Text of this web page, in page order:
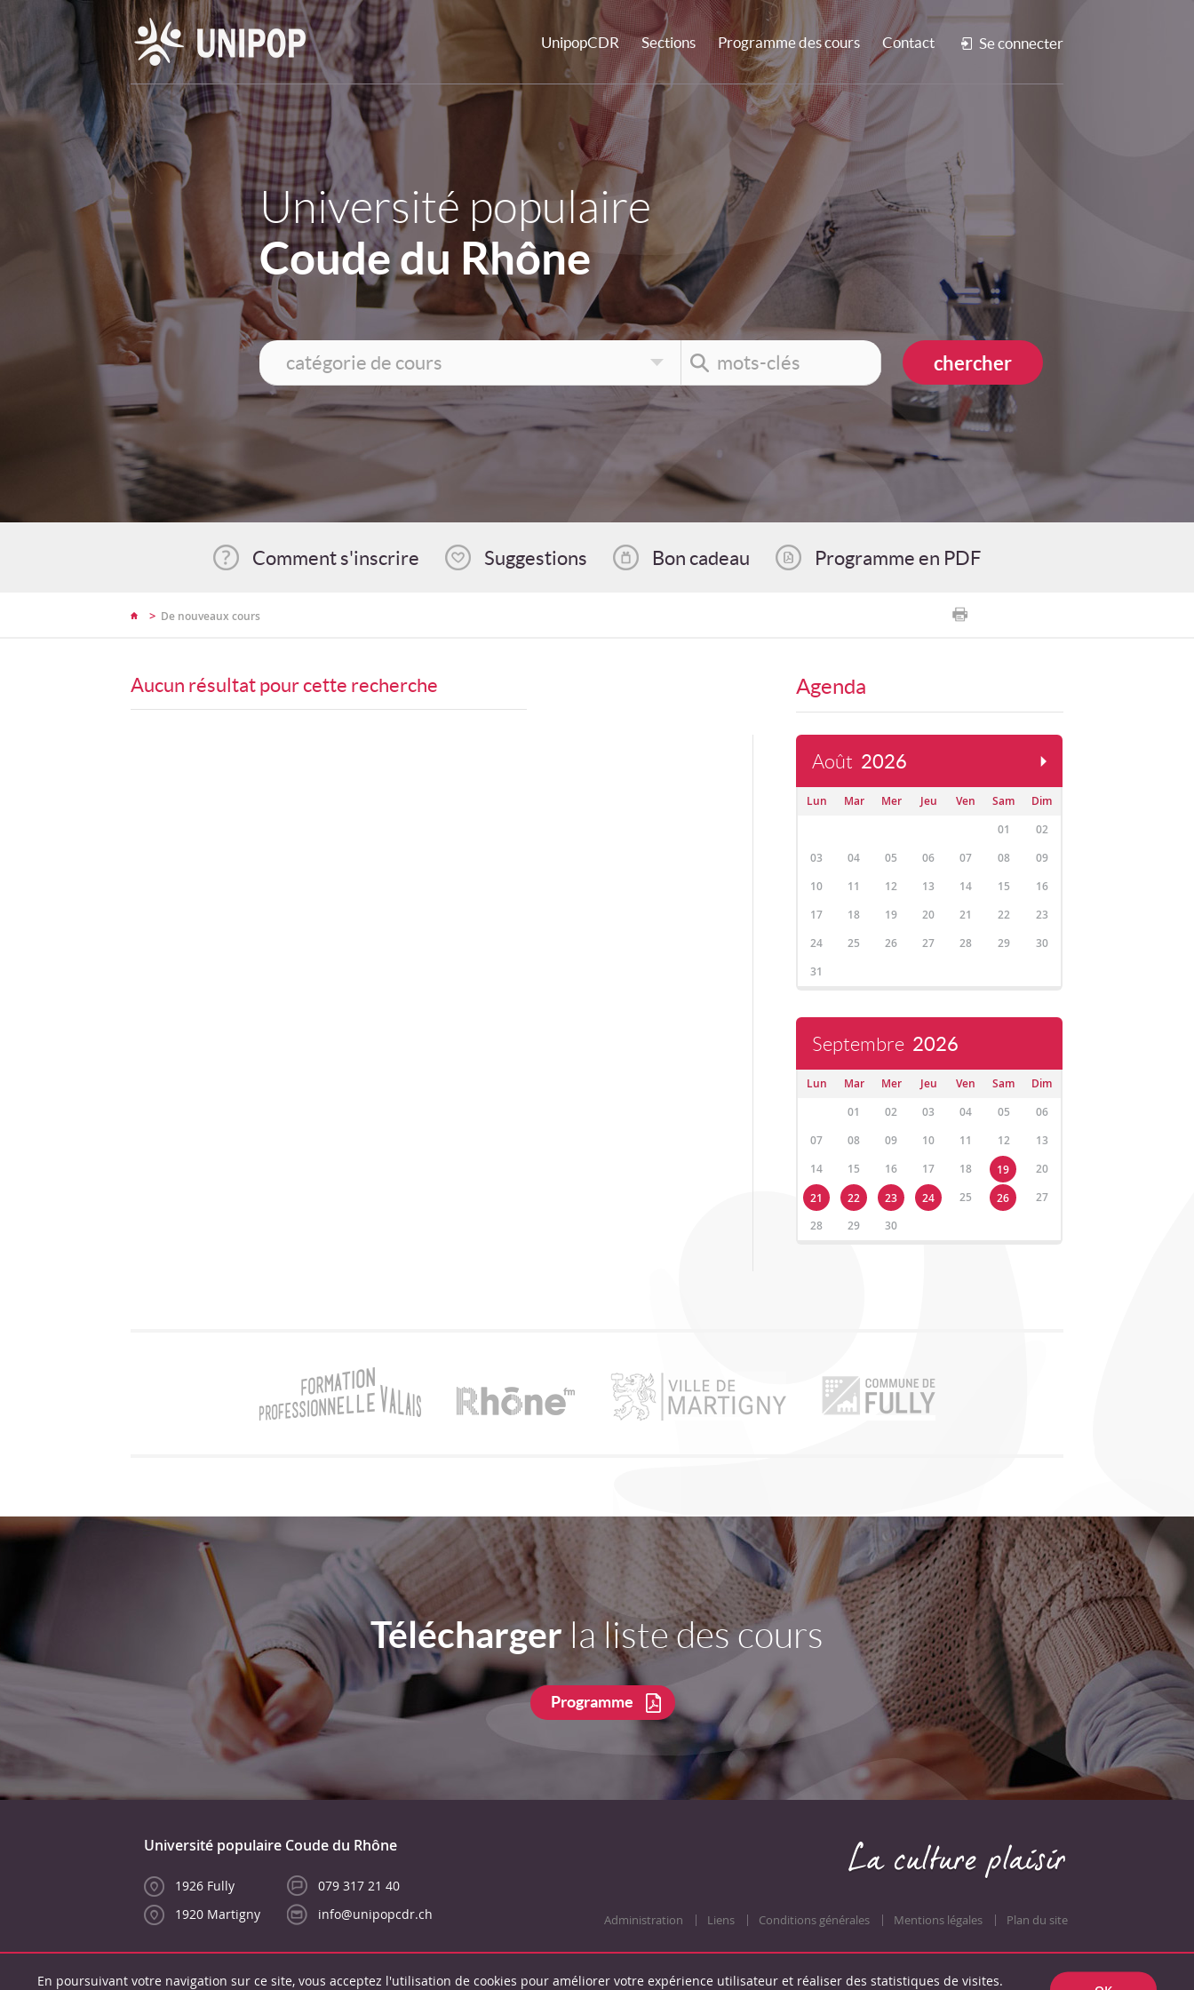
UnipopCDR Sections Programme des cours Contact Se connecter
Université populaire
Coude du Rhône
Comment s'inscrire Suggestions Bon cadeau Programme en PDF
> De nouveaux cours
Aucun résultat pour cette recherche Agenda
Août 2026
Lun Mar Mer Jeu Ven Sam
Dim
01
02
03
04 05 06 07 08
09
10
11 12 13 14 15
16
17
18 19 20 21 22
23
24
25 26 27 28 29
30
31
Septembre 2026
Lun Mar Mer Jeu Ven Sam
Dim
01
02 03 04 05
06
07
08 09 10 11 12
13
14
15 16 17 18 19
20
21
22 23 24 25 26
27
28
29 30
Télécharger la liste des cours
Programme
Université populaire Coude du Rhône
1926 Fully
1920 Martigny
079 317 21 40
info@unipopcdr.ch
Administration Liens Conditions générales Mentions légales Plan du site
En poursuivant votre navigation sur ce site, vous acceptez l'utilisation de cookies pour améliorer votre expérience utilisateur et réaliser des statistiques de visites.